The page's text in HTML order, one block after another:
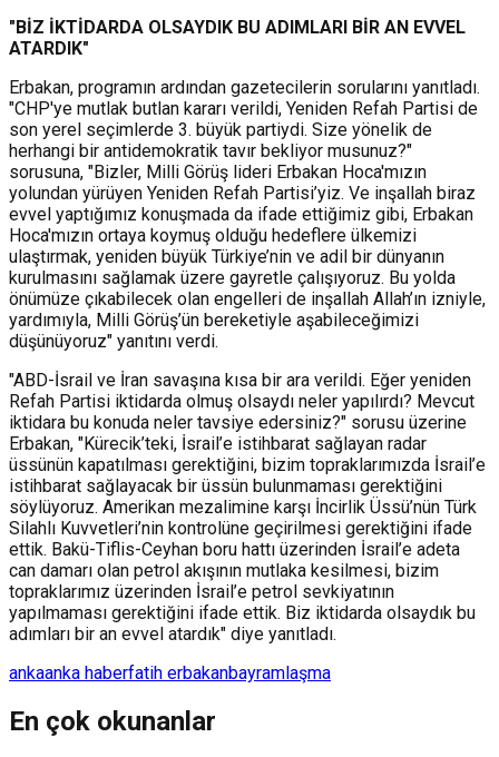
"BİZ İKTİDARDA OLSAYDIK BU ADIMLARI BİR AN EVVEL
ATARDIK"
Erbakan, programın ardından gazetecilerin sorularını yanıtladı.
"CHP'ye mutlak butlan kararı verildi, Yeniden Refah Partisi de
son yerel seçimlerde 3. büyük partiydi. Size yönelik de
herhangi bir antidemokratik tavır bekliyor musunuz?"
sorusuna, "Bizler, Milli Görüş lideri Erbakan Hoca'mızın
yolundan yürüyen Yeniden Refah Partisi’yiz. Ve inşallah biraz
evvel yaptığımız konuşmada da ifade ettiğimiz gibi, Erbakan
Hoca'mızın ortaya koymuş olduğu hedeflere ülkemizi
ulaştırmak, yeniden büyük Türkiye’nin ve adil bir dünyanın
kurulmasını sağlamak üzere gayretle çalışıyoruz. Bu yolda
önümüze çıkabilecek olan engelleri de inşallah Allah’ın izniyle,
yardımıyla, Milli Görüş’ün bereketiyle aşabileceğimizi
düşünüyoruz" yanıtını verdi.
"ABD-İsrail ve İran savaşına kısa bir ara verildi. Eğer yeniden
Refah Partisi iktidarda olmuş olsaydı neler yapılırdı? Mevcut
iktidara bu konuda neler tavsiye edersiniz?" sorusu üzerine
Erbakan, "Kürecik’teki, İsrail’e istihbarat sağlayan radar
üssünün kapatılması gerektiğini, bizim topraklarımızda İsrail’e
istihbarat sağlayacak bir üssün bulunmaması gerektiğini
söylüyoruz. Amerikan mezalimine karşı İncirlik Üssü’nün Türk
Silahlı Kuvvetleri’nin kontrolüne geçirilmesi gerektiğini ifade
ettik. Bakü-Tiflis-Ceyhan boru hattı üzerinden İsrail’e adeta
can damarı olan petrol akışının mutlaka kesilmesi, bizim
topraklarımız üzerinden İsrail’e petrol sevkiyatının
yapılmaması gerektiğini ifade ettik. Biz iktidarda olsaydık bu
adımları bir an evvel atardık" diye yanıtladı.
ankaanka haberfatih erbakanbayramlaşma
En çok okunanlar